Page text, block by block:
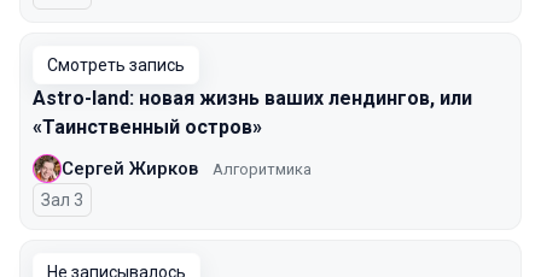
Смотреть запись
Astro-land: новая жизнь ваших лендингов, или
«Таинственный остров»
Сергей Жирков Алгоритмика
Зал 3
Не записывалось